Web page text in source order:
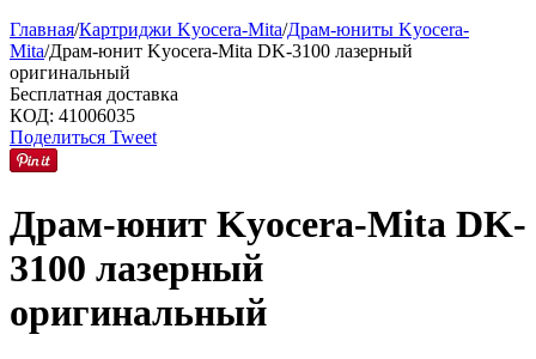
Главная/Картриджи Kyocera-Mita/Драм-юниты Kyocera-
Mita/Драм-юнит Kyocera-Mita DK-3100 лазерный
оригинальный
Бесплатная доставка
КОД: 41006035
Поделиться Tweet
Драм-юнит Kyocera-Mita DK-
3100 лазерный
оригинальный